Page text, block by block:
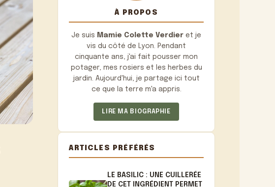
À PROPOS
Je suis Mamie Colette Verdier et je
vis du côté de Lyon. Pendant
cinquante ans, j'ai fait pousser mon
potager, mes rosiers et les herbes du
jardin. Aujourd'hui, je partage ici tout
ce que la terre m'a appris.
LIRE MA BIOGRAPHIE
ARTICLES PRÉFÉRÉS
LE BASILIC : UNE CUILLERÉE
DE CET INGRÉDIENT PERMET